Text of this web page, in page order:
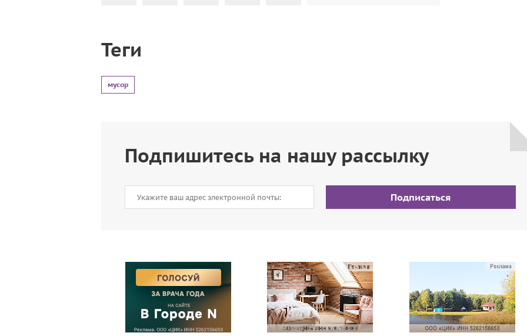
Теги
мусор
Подпишитесь на нашу рассылку
Подписаться